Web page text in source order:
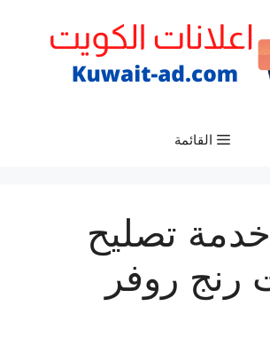
القائمة
تصليح
رنج روفر